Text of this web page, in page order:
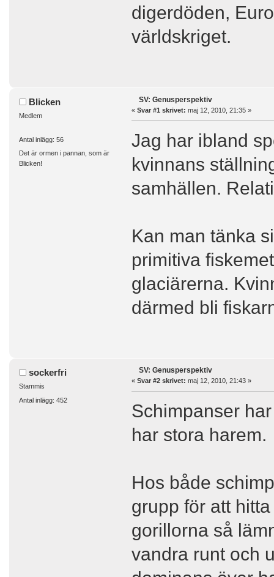
digerdöden,
världskriget.
Blicken
Medlem
Antal inlägg: 56
Det är ormen i pannan, som är
Blicken!
SV: Genusperspektiv
« Svar #1 skrivet: maj 12, 2010, 21:35 »
Jag har ibland
kvinnans
samhällen.
Kan man tänka
primitiva
glaciärerna.
därmed bli
sockerfri
Stammis
Antal inlägg: 452
SV: Genusperspektiv
« Svar #2 skrivet: maj 12, 2010, 21:43 »
Schimpanser
har stora harem.
Hos både
grupp för att
gorillorna så
vandra runt och